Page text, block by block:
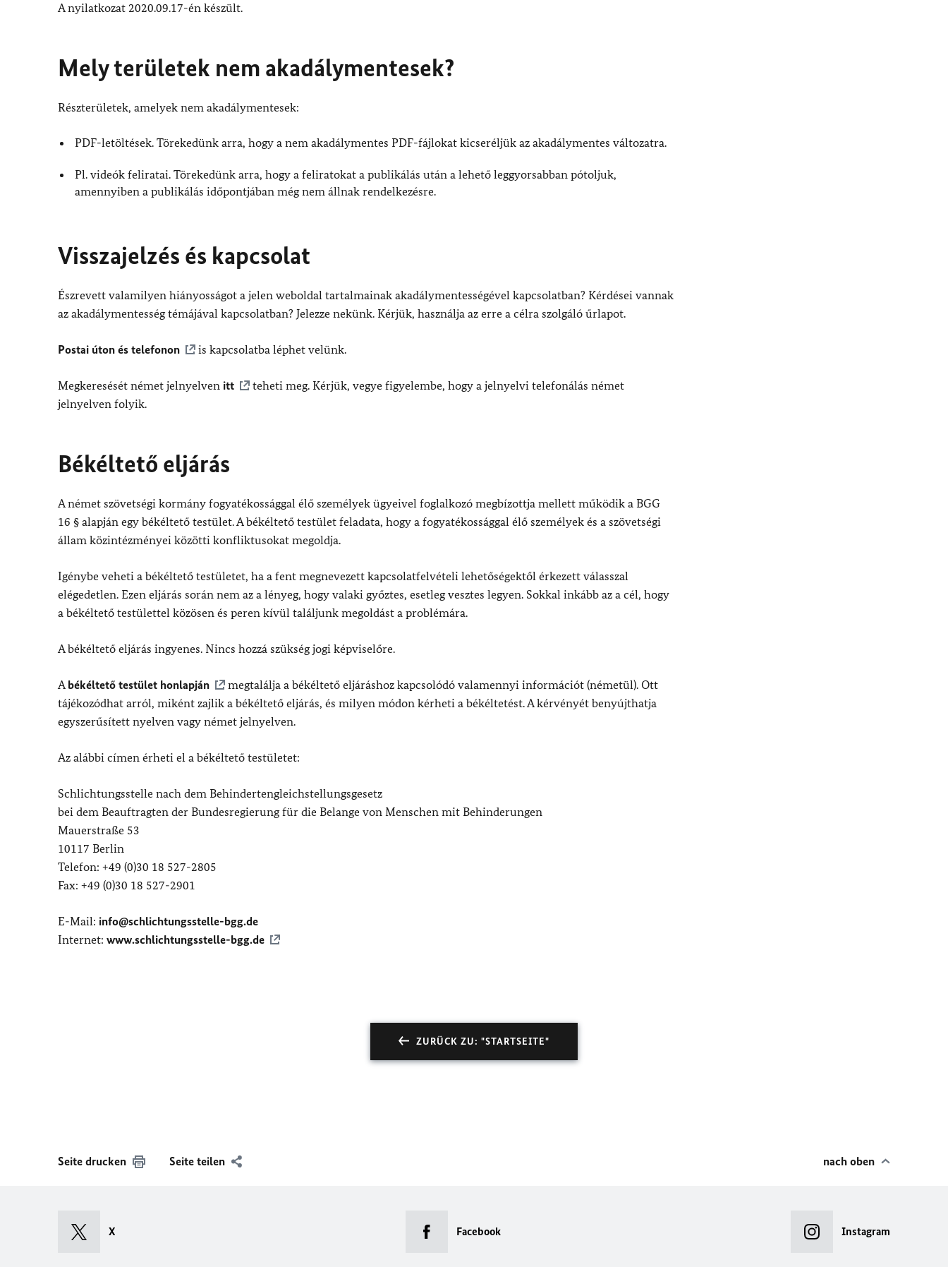
A nyilatkozat 2020.09.17-én készült.
Mely területek nem akadálymentesek?
Részterületek, amelyek nem akadálymentesek:
PDF-letöltések. Törekedünk arra, hogy a nem akadálymentes PDF-fájlokat kicseréljük az akadálymentes változatra.
Pl. videók feliratai. Törekedünk arra, hogy a feliratokat a publikálás után a lehető leggyorsabban pótoljuk,
amennyiben a publikálás időpontjában még nem állnak rendelkezésre.
Visszajelzés és kapcsolat
Észrevett valamilyen hiányosságot a jelen weboldal tartalmainak akadálymentességével kapcsolatban? Kérdései vannak
az akadálymentesség témájával kapcsolatban? Jelezze nekünk. Kérjük, használja az erre a célra szolgáló űrlapot.
Postai úton és telefonon is kapcsolatba léphet velünk.
Megkeresését német jelnyelven itt
teheti meg. Kérjük, vegye figyelembe, hogy a jelnyelvi telefonálás német
jelnyelven folyik.
Békéltető eljárás
A német szövetségi kormány fogyatékossággal élő személyek ügyeivel foglalkozó megbízottja mellett működik a BGG
16 § alapján egy békéltető testület. A békéltető testület feladata, hogy a fogyatékossággal élő személyek és a szövetségi
állam közintézményei közötti konfliktusokat megoldja.
Igénybe veheti a békéltető testületet, ha a fent megnevezett kapcsolatfelvételi lehetőségektől érkezett válasszal
elégedetlen. Ezen eljárás során nem az a lényeg, hogy valaki győztes, esetleg vesztes legyen. Sokkal inkább az a cél, hogy
a békéltető testülettel közösen és peren kívül találjunk megoldást a problémára.
A békéltető eljárás ingyenes. Nincs hozzá szükség jogi képviselőre.
A békéltető testület honlapján
megtalálja a békéltető eljáráshoz kapcsolódó valamennyi információt (németül). Ott
tájékozódhat arról, miként zajlik a békéltető eljárás, és milyen módon kérheti a békéltetést. A kérvényét benyújthatja
egyszerűsített nyelven vagy német jelnyelven.
Az alábbi címen érheti el a békéltető testületet:
Schlichtungsstelle nach dem Behindertengleichstellungsgesetz
bei dem Beauftragten der Bundesregierung für die Belange von Menschen mit Behinderungen
Mauerstraße 53
10117 Berlin
Telefon: +49 (0)30 18 527-2805
Fax: +49 (0)30 18 527-2901
E-Mail: info@schlichtungsstelle-bgg.de
Internet: www.schlichtungsstelle-bgg.de
ZURÜCK ZU: "STARTSEITE"
Seite drucken Seite teilen nach oben
X Facebook Instagram